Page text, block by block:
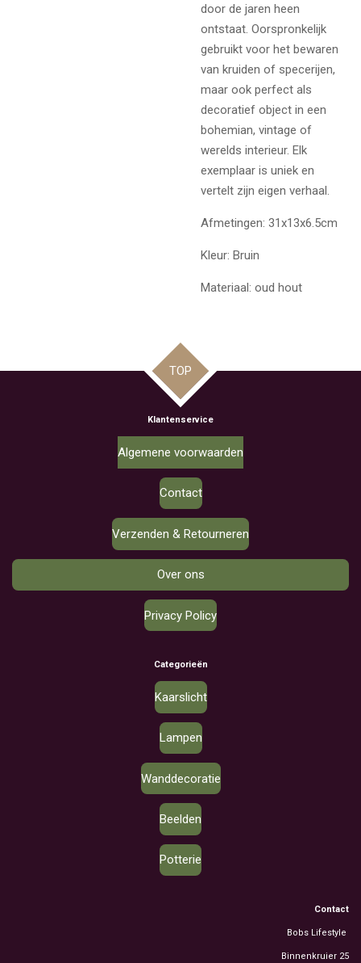
door de jaren heen
ontstaat. Oorspronkelijk
gebruikt voor het bewaren
van kruiden of specerijen,
maar ook perfect als
decoratief object in een
bohemian, vintage of
werelds interieur. Elk
exemplaar is uniek en
vertelt zijn eigen verhaal.
Afmetingen: 31x13x6.5cm
Kleur: Bruin
Materiaal: oud hout
TOP
Klantenservice
Algemene voorwaarden
Contact
Verzenden & Retourneren
Over ons
Privacy Policy
Categorieën
Kaarslicht
Lampen
Wanddecoratie
Beelden
Potterie
Contact
Bobs Lifestyle
Binnenkruier 25